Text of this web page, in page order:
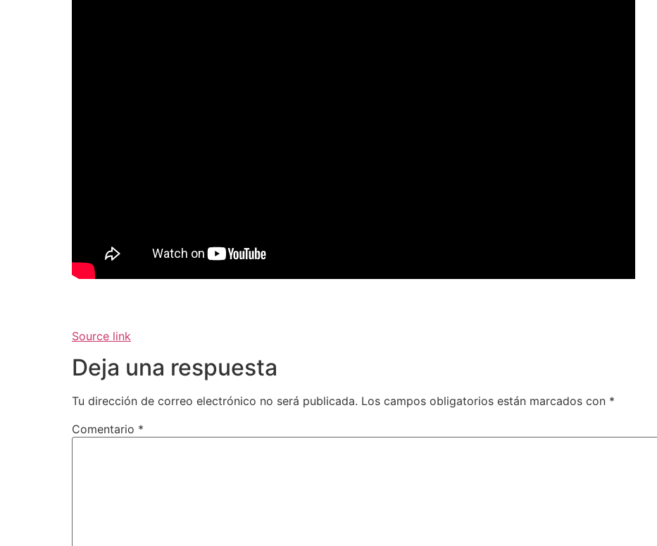
Source link
Deja una respuesta
Tu dirección de correo electrónico no será publicada. Los campos obligatorios están marcados con *
Comentario *